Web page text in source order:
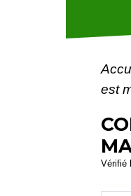
est
Vérifié